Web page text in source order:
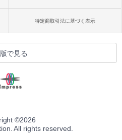
特定商取引法に基づく表示
で見る
©2026
All rights reserved.